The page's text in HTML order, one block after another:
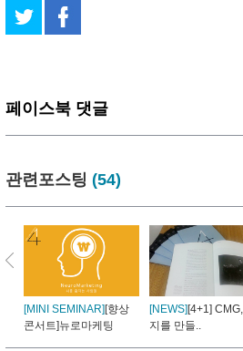
페이스북 댓글
관련포스팅 (54)
[MINI SEMINAR] [향상
콘서트]뉴로마케팅
[NEWS] [4+1]
지를 만들..